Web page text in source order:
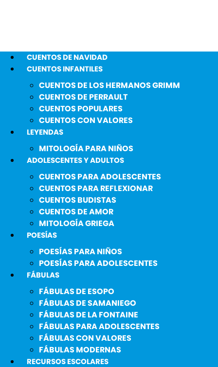
CUENTOS DE NAVIDAD
CUENTOS INFANTILES
CUENTOS DE LOS HERMANOS GRIMM
CUENTOS DE PERRAULT
CUENTOS POPULARES
CUENTOS CON VALORES
LEYENDAS
MITOLOGÍA PARA NIÑOS
ADOLESCENTES Y ADULTOS
CUENTOS PARA ADOLESCENTES
CUENTOS PARA REFLEXIONAR
CUENTOS BUDISTAS
CUENTOS DE AMOR
MITOLOGÍA GRIEGA
POESÍAS
POESÍAS PARA NIÑOS
POESÍAS PARA ADOLESCENTES
FÁBULAS
FÁBULAS DE ESOPO
FÁBULAS DE SAMANIEGO
FÁBULAS DE LA FONTAINE
FÁBULAS PARA ADOLESCENTES
FÁBULAS CON VALORES
FÁBULAS MODERNAS
RECURSOS ESCOLARES